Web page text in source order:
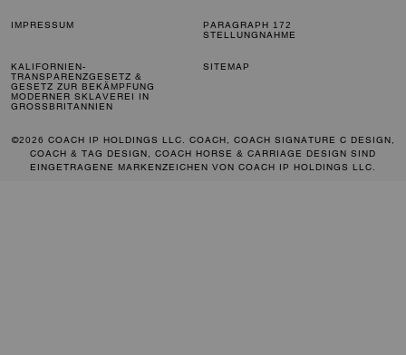
IMPRESSUM
PARAGRAPH 172
STELLUNGNAHME
KALIFORNIEN-
TRANSPARENZGESETZ &
GESETZ ZUR BEKÄMPFUNG
MODERNER SKLAVEREI IN
GROSSBRITANNIEN
SITEMAP
©2026 COACH IP HOLDINGS LLC. COACH, COACH SIGNATURE C DESIGN,
COACH & TAG DESIGN, COACH HORSE & CARRIAGE DESIGN SIND
EINGETRAGENE MARKENZEICHEN VON COACH IP HOLDINGS LLC.